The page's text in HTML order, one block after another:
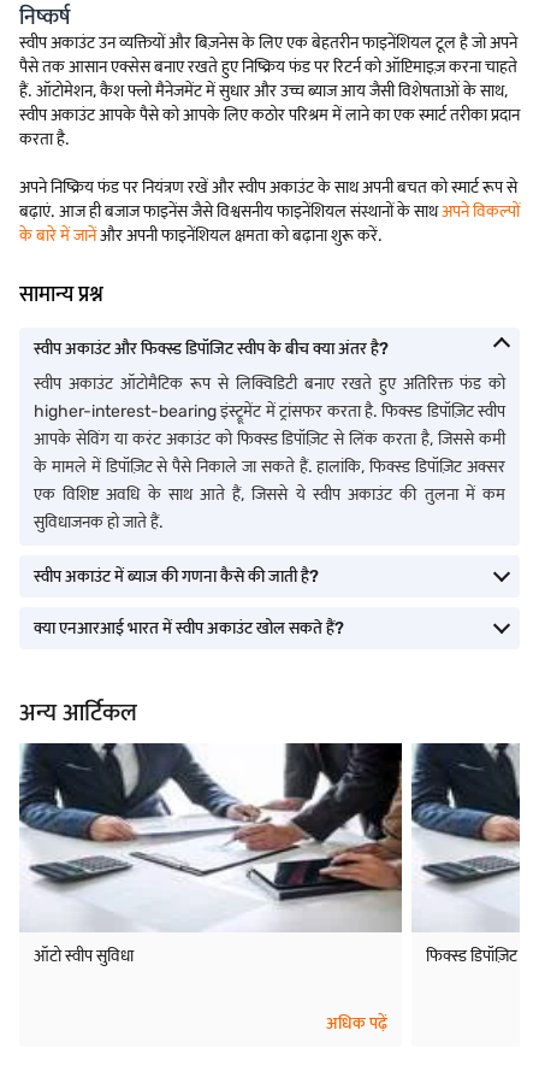
निष्कर्ष
स्वीप अकाउंट उन व्यक्तियों और बिज़नेस के लिए एक बेहतरीन फाइनेंशियल टूल है जो अपने
पैसे तक आसान एक्सेस बनाए रखते हुए निष्क्रिय फंड पर रिटर्न को ऑप्टिमाइज़ करना चाहते
हैं. ऑटोमेशन, कैश फ्लो मैनेजमेंट में सुधार और उच्च ब्याज आय जैसी विशेषताओं के साथ,
स्वीप अकाउंट आपके पैसे को आपके लिए कठोर परिश्रम में लाने का एक स्मार्ट तरीका प्रदान
करता है.
अपने निष्क्रिय फंड पर नियंत्रण रखें और स्वीप अकाउंट के साथ अपनी बचत को स्मार्ट रूप से
बढ़ाएं. आज ही बजाज फाइनेंस जैसे विश्वसनीय फाइनेंशियल संस्थानों के साथअपने विकल्पों
के बारे में जानेंऔर अपनी फाइनेंशियल क्षमता को बढ़ाना शुरू करें.
सामान्य प्रश्न
स्वीप अकाउंट और फिक्स्ड डिपॉजिट स्वीप के बीच क्या अंतर है?
स्वीप अकाउंट ऑटोमैटिक रूप से लिक्विडिटी बनाए रखते हुए अतिरिक्त फंड को
higher-interest-bearing इंस्ट्रूमेंट में ट्रांसफर करता है. फिक्स्ड डिपॉज़िट स्वीप
आपके सेविंग या करंट अकाउंट को फिक्स्ड डिपॉज़िट से लिंक करता है, जिससे कमी
के मामले में डिपॉज़िट से पैसे निकाले जा सकते हैं. हालांकि, फिक्स्ड डिपॉज़िट अक्सर
एक विशिष्ट अवधि के साथ आते हैं, जिससे ये स्वीप अकाउंट की तुलना में कम
सुविधाजनक हो जाते हैं.
स्वीप अकाउंट में ब्याज की गणना कैसे की जाती है?
क्या एनआरआई भारत में स्वीप अकाउंट खोल सकते हैं?
अन्य आर्टिकल
ऑटो स्वीप सुविधा
अधिक पढ़ें
फिक्स्ड डिपॉज़िट